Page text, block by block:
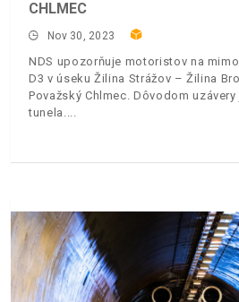
CHLMEC
Nov 30, 2023
NDS upozorňuje motoristov na
D3 v úseku Žilina Strážov – Žilina
Považský Chlmec. Dôvodom
tunela.